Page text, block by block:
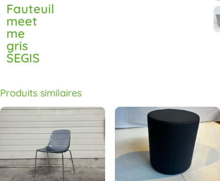
Fauteuil
meet
me
gris
SEGIS
Produits similaires